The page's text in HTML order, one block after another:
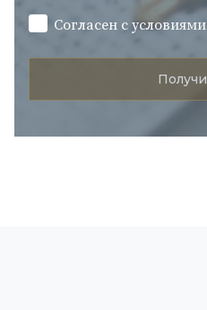
Согласен с условиями